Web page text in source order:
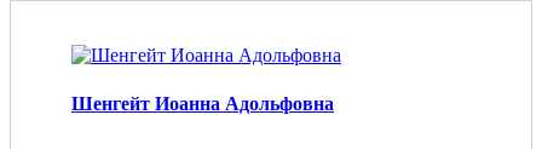
Шенгейт Иоанна Адольфовна